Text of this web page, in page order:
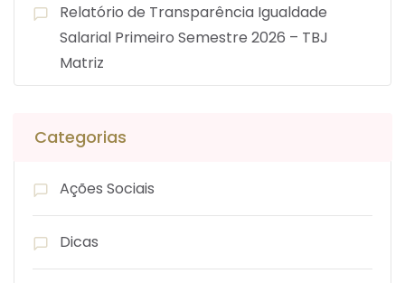
Relatório de Transparência Igualdade
Salarial Primeiro Semestre 2026 – TBJ
Matriz
Categorias
Ações Sociais
Dicas